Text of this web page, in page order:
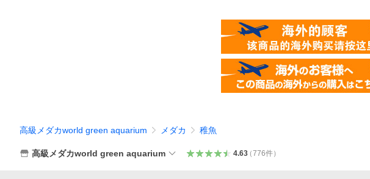
高級メダカworld green aquarium メダカ 稚魚
高級メダカworld green aquarium 4.63（776件）